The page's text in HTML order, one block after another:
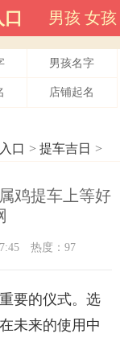
男孩 女孩
男孩名字
店铺起名
口 > 提车吉日 >
鸡提车上等好
热度：97
要的仪式。选
未来的使用中